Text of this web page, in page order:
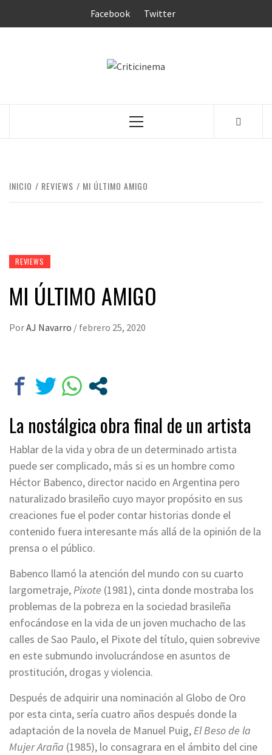
Facebook Twitter
Menú
INICIO REVIEWS MI ÚLTIMO AMIGO
REVIEWS
MI ÚLTIMO AMIGO
PorAJ Navarro / febrero 25, 2020
La nostálgica obra final de un artista
Hablar de la vida y obra de un determinado artista
puede ser complicado, más si es un hombre como
Héctor Babenco, director nacido en Argentina pero
naturalizado brasileño cuyo mayor propósito en sus
creaciones fue el poder contar historias donde el
contenido fuera interesante más allá de la opinión de la
prensa o el público.
Babenco llamó la atención del mundo con su cuarto
largometraje,Pixote (1981), cinta donde mostraba los
problemas de la pobreza en la sociedad brasileña
enfocándose en la vida de un joven muchacho de las
calles de Sao Paulo, el Pixote del título, quien sobrevive
en este submundo involucrándose en asuntos de
prostitución, drogas y violencia.
Después de adquirir una nominación al Globo de Oro
por esta cinta, sería cuatro años después donde la
adaptación de la novela de Manuel Puig,El Beso de la
Mujer Araña (1985), lo consagrara en el ámbito del cine